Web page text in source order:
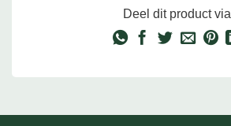
Deel dit product via